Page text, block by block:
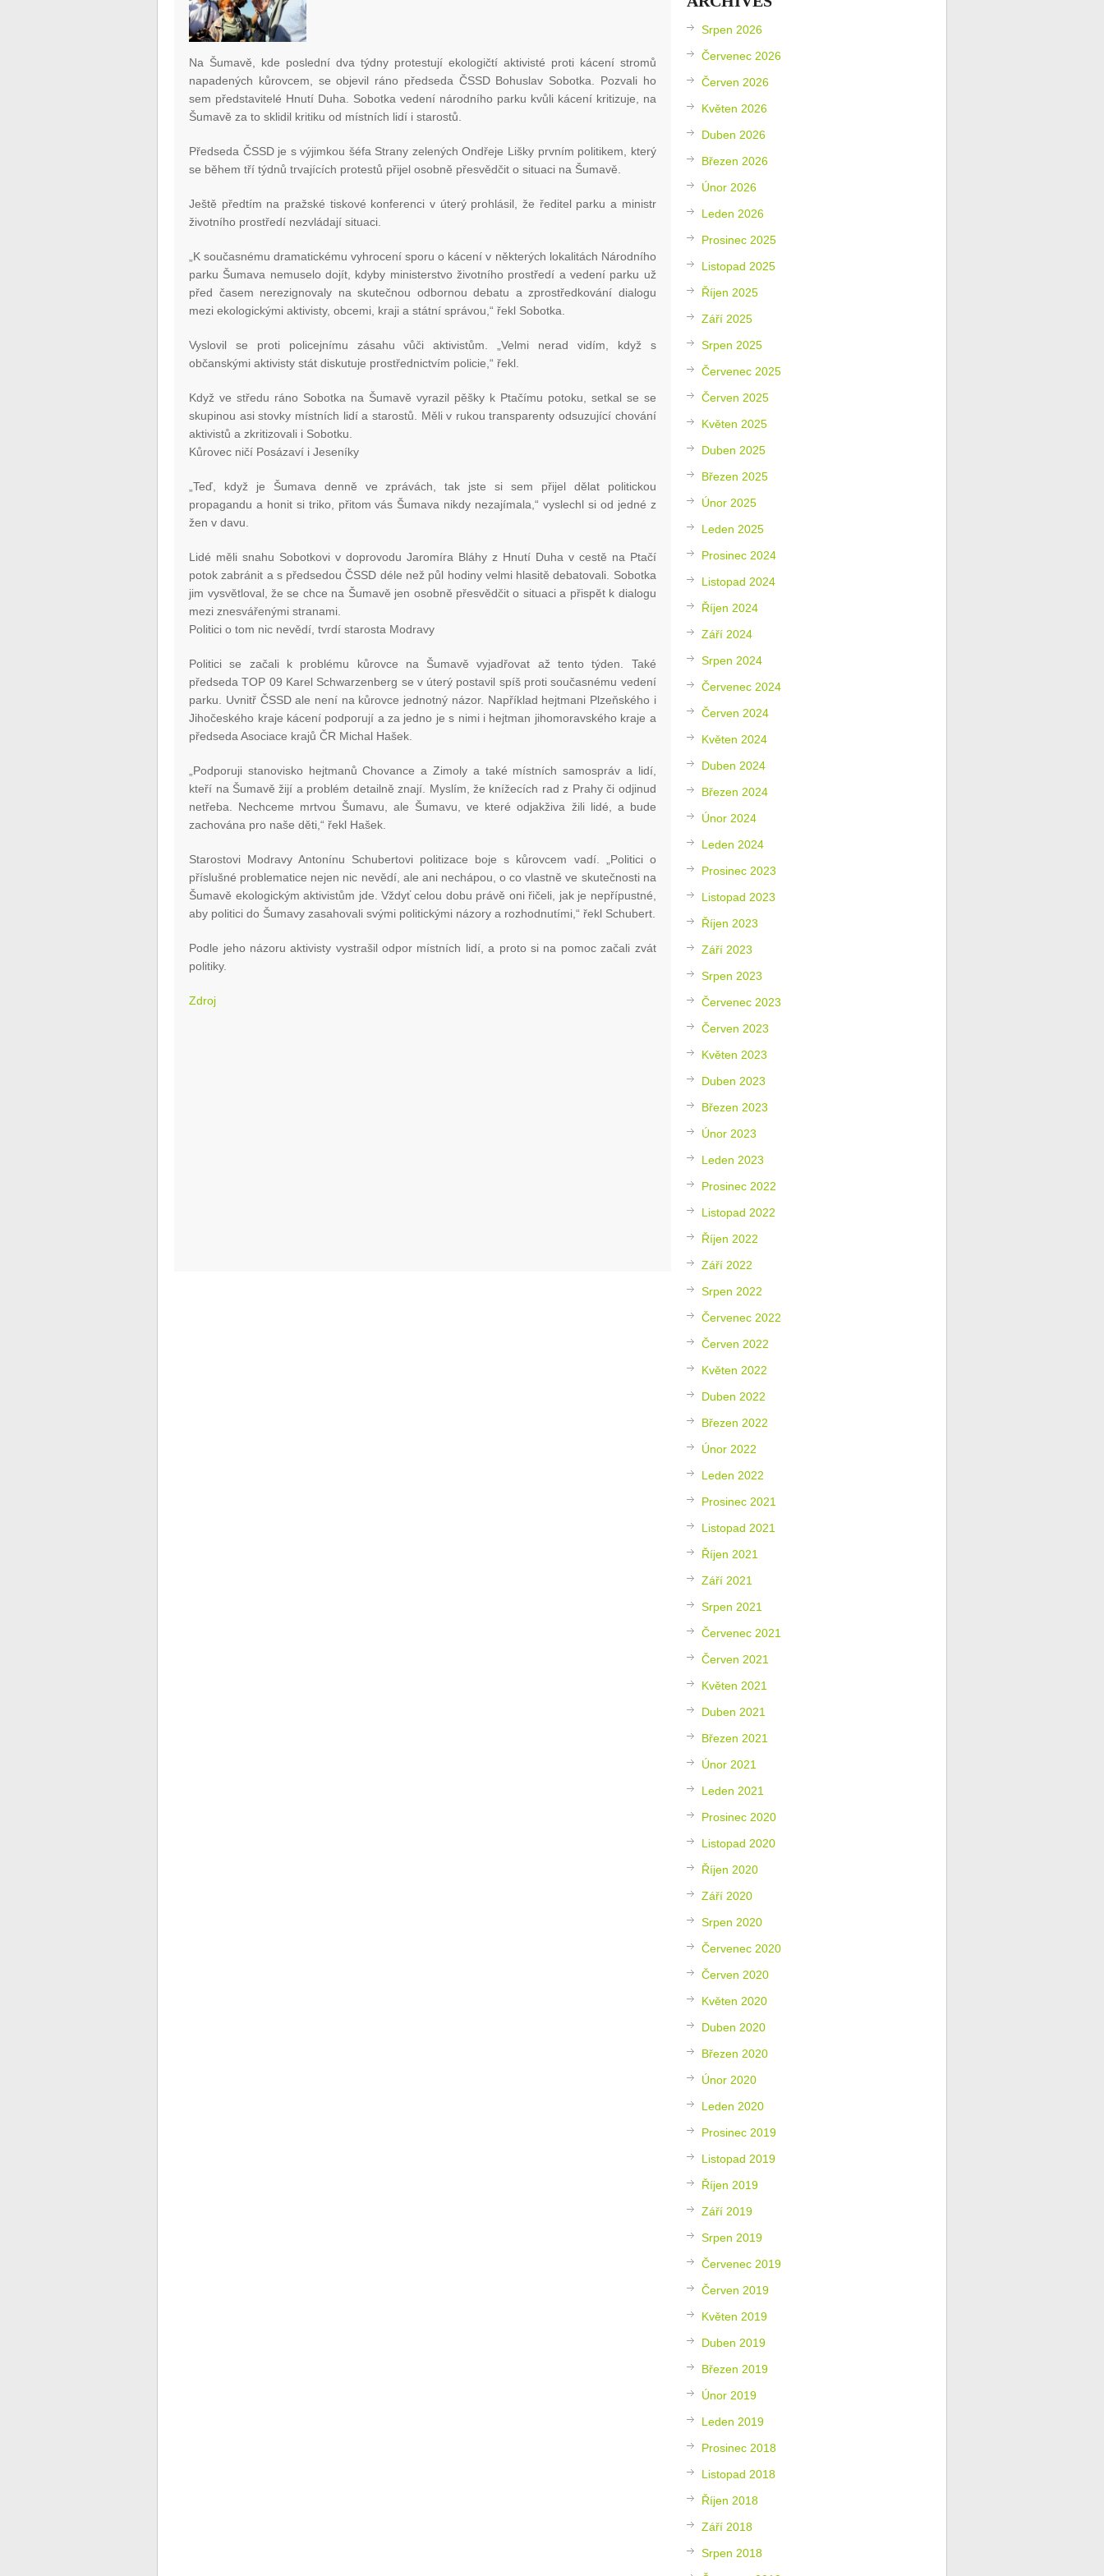
Na Šumavě, kde poslední dva týdny protestují ekologičtí aktivisté proti kácení stromů
napadených kůrovcem, se objevil ráno předseda ČSSD Bohuslav Sobotka. Pozvali ho
sem představitelé Hnutí Duha. Sobotka vedení národního parku kvůli kácení kritizuje, na
Šumavě za to sklidil kritiku od místních lidí i starostů.
Předseda ČSSD je s výjimkou šéfa Strany zelených Ondřeje Lišky prvním politikem, který
se během tří týdnů trvajících protestů přijel osobně přesvědčit o situaci na Šumavě.
Ještě předtím na pražské tiskové konferenci v úterý prohlásil, že ředitel parku a ministr
životního prostředí nezvládají situaci.
„K současnému dramatickému vyhrocení sporu o kácení v některých lokalitách Národního
parku Šumava nemuselo dojít, kdyby ministerstvo životního prostředí a vedení parku už
před časem nerezignovaly na skutečnou odbornou debatu a zprostředkování dialogu
mezi ekologickými aktivisty, obcemi, kraji a státní správou,“ řekl Sobotka.
Vyslovil se proti policejnímu zásahu vůči aktivistům. „Velmi nerad vidím, když s
občanskými aktivisty stát diskutuje prostřednictvím policie,“ řekl.
Když ve středu ráno Sobotka na Šumavě vyrazil pěšky k Ptačímu potoku, setkal se se
skupinou asi stovky místních lidí a starostů. Měli v rukou transparenty odsuzující chování
aktivistů a zkritizovali i Sobotku.
Kůrovec ničí Posázaví i Jeseníky
„Teď, když je Šumava denně ve zprávách, tak jste si sem přijel dělat politickou
propagandu a honit si triko, přitom vás Šumava nikdy nezajímala,“ vyslechl si od jedné z
žen v davu.
Lidé měli snahu Sobotkovi v doprovodu Jaromíra Bláhy z Hnutí Duha v cestě na Ptačí
potok zabránit a s předsedou ČSSD déle než půl hodiny velmi hlasitě debatovali. Sobotka
jim vysvětloval, že se chce na Šumavě jen osobně přesvědčit o situaci a přispět k dialogu
mezi znesvářenými stranami.
Politici o tom nic nevědí, tvrdí starosta Modravy
Politici se začali k problému kůrovce na Šumavě vyjadřovat až tento týden. Také
předseda TOP 09 Karel Schwarzenberg se v úterý postavil spíš proti současnému vedení
parku. Uvnitř ČSSD ale není na kůrovce jednotný názor. Například hejtmani Plzeňského i
Jihočeského kraje kácení podporují a za jedno je s nimi i hejtman jihomoravského kraje a
předseda Asociace krajů ČR Michal Hašek.
„Podporuji stanovisko hejtmanů Chovance a Zimoly a také místních samospráv a lidí,
kteří na Šumavě žijí a problém detailně znají. Myslím, že knížecích rad z Prahy či odjinud
netřeba. Nechceme mrtvou Šumavu, ale Šumavu, ve které odjakživa žili lidé, a bude
zachována pro naše děti,“ řekl Hašek.
Starostovi Modravy Antonínu Schubertovi politizace boje s kůrovcem vadí. „Politici o
příslušné problematice nejen nic nevědí, ale ani nechápou, o co vlastně ve skutečnosti na
Šumavě ekologickým aktivistům jde. Vždyť celou dobu právě oni řičeli, jak je nepřípustné,
aby politici do Šumavy zasahovali svými politickými názory a rozhodnutími,“ řekl Schubert.
Podle jeho názoru aktivisty vystrašil odpor místních lidí, a proto si na pomoc začali zvát
politiky.
Zdroj
Srpen 2026
Červenec 2026
Červen 2026
Květen 2026
Duben 2026
Březen 2026
Únor 2026
Leden 2026
Prosinec 2025
Listopad 2025
Říjen 2025
Září 2025
Srpen 2025
Červenec 2025
Červen 2025
Květen 2025
Duben 2025
Březen 2025
Únor 2025
Leden 2025
Prosinec 2024
Listopad 2024
Říjen 2024
Září 2024
Srpen 2024
Červenec 2024
Červen 2024
Květen 2024
Duben 2024
Březen 2024
Únor 2024
Leden 2024
Prosinec 2023
Listopad 2023
Říjen 2023
Září 2023
Srpen 2023
Červenec 2023
Červen 2023
Květen 2023
Duben 2023
Březen 2023
Únor 2023
Leden 2023
Prosinec 2022
Listopad 2022
Říjen 2022
Září 2022
Srpen 2022
Červenec 2022
Červen 2022
Květen 2022
Duben 2022
Březen 2022
Únor 2022
Leden 2022
Prosinec 2021
Listopad 2021
Říjen 2021
Září 2021
Srpen 2021
Červenec 2021
Červen 2021
Květen 2021
Duben 2021
Březen 2021
Únor 2021
Leden 2021
Prosinec 2020
Listopad 2020
Říjen 2020
Září 2020
Srpen 2020
Červenec 2020
Červen 2020
Květen 2020
Duben 2020
Březen 2020
Únor 2020
Leden 2020
Prosinec 2019
Listopad 2019
Říjen 2019
Září 2019
Srpen 2019
Červenec 2019
Červen 2019
Květen 2019
Duben 2019
Březen 2019
Únor 2019
Leden 2019
Prosinec 2018
Listopad 2018
Říjen 2018
Září 2018
Srpen 2018